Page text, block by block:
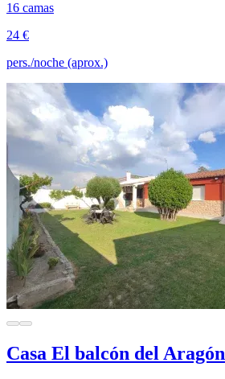
16 camas
24 €
pers./noche (aprox.)
Casa El balcón del Aragón